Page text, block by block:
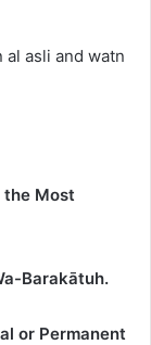
al asli and watn
the Most
Barakātuh.
or Permanent